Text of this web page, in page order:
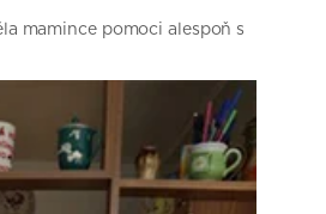
mamince pomoci alespoň s